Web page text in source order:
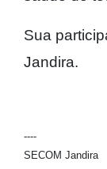
Sua
Jandira.
----
SECOM Jandira